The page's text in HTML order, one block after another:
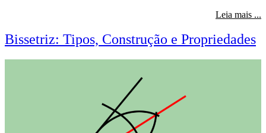
Leia mais ...
Bissetriz: Tipos, Construção e Propriedades